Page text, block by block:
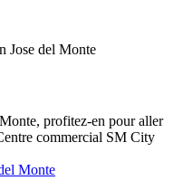
profitez-en pour aller
commercial SM City
Monte